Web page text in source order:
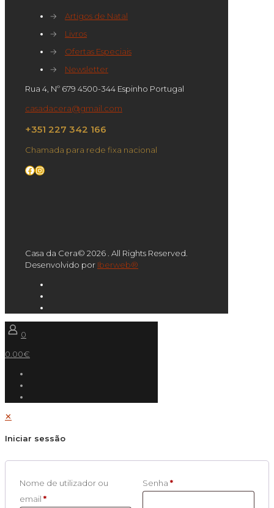
→
Artigos de Natal
→
Livros
→
Ofertas Especiais
→
Newsletter
Rua 4, Nº 679 4500-344 Espinho Portugal
casadacera@gmail.com
+351 227 342 166
Chamada para rede fixa nacional
Facebook
Instagram
Casa da Cera© 2026 . All Rights Reserved.
Desenvolvido por Iberweb®
0
0.00€
✕
Iniciar sessão
Nome de utilizador ou
email *
Senha *